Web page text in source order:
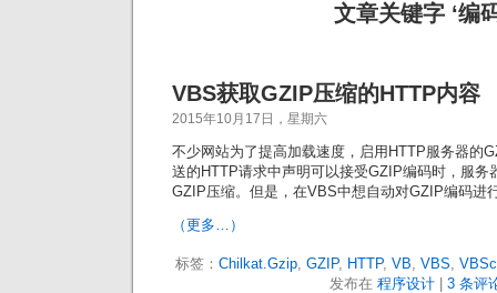
文章关键字 ‘编
VBS获取GZIP压缩的HTTP内容
2015年10月17日，星期六
不少网站为了提高加载速度，启用HTTP服务器的
送的HTTP请求中声明可以接受GZIP编码时，服务
GZIP压缩。但是，在VBS中想自动对GZIP编码进
（更多…）
标签： Chilkat.Gzip, GZIP, HTTP, VB, VBS,
发布在 程序设计| 3 条评